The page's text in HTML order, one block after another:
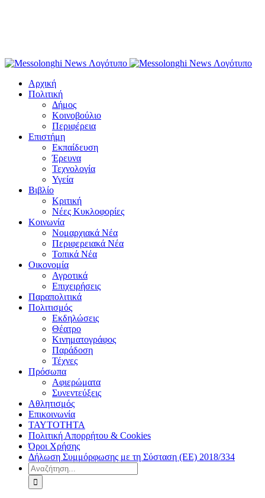
Αρχική
Πολιτική
Δήμος
Κοινοβούλιο
Περιφέρεια
Επιστήμη
Εκπαίδευση
Έρευνα
Τεχνολογία
Υγεία
Βιβλίο
Κριτική
Νέες Κυκλοφορίες
Κοινωνία
Νομαρχιακά Νέα
Περιφερειακά Νέα
Τοπικά Νέα
Οικονομία
Αγροτικά
Επιχειρήσεις
Παραπολιτικά
Πολιτισμός
Εκδηλώσεις
Θέατρο
Κινηματογράφος
Παράδοση
Τέχνες
Πρόσωπα
Αφιερώματα
Συνεντεύξεις
Αθλητισμός
Επικοινωνία
ΤΑΥΤΟΤΗΤΑ
Πολιτική Απορρήτου & Cookies
Όροι Χρήσης
Δήλωση Συμμόρφωσης με τη Σύσταση (ΕΕ) 2018/334
Αναζήτηση
για: